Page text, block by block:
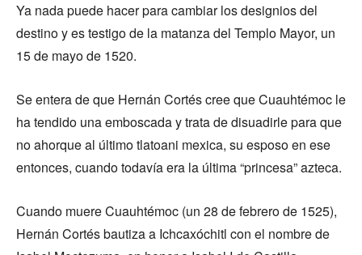
Ya nada puede hacer para cambiar los designios del
destino y es testigo de la matanza del Templo Mayor, un
15 de mayo de 1520.
Se entera de que Hernán Cortés cree que Cuauhtémoc le
ha tendido una emboscada y trata de disuadirle para que
no ahorque al último tlatoani mexica, su esposo en ese
entonces, cuando todavía era la última “princesa” azteca.
Cuando muere Cuauhtémoc (un 28 de febrero de 1525),
Hernán Cortés bautiza a Ichcaxóchitl con el nombre de